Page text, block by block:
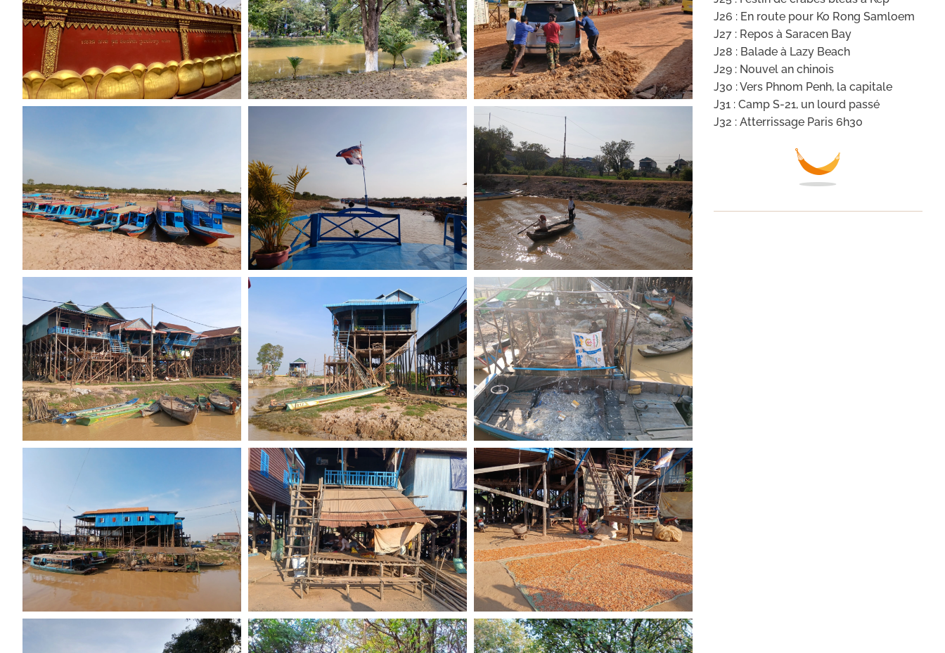
J26 : En route pour Ko Rong Samloem
J27 : Repos à Saracen Bay
J28 : Balade à Lazy Beach
J29 : Nouvel an chinois
J30 : Vers Phnom Penh, la capitale
J31 : Camp S-21, un lourd passé
J32 : Atterrissage Paris 6h30